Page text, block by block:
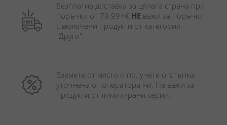
Безплатна доставка за цялата страна при
поръчки от 79.99+€ НЕ важи за поръчки
с включени продукти от категория
"Други".
Вземете от място и получете отстъпка,
уточнена от оператора ни. Не важи за
продукти от лимитирани серии.